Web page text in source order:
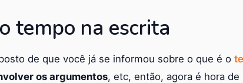
tempo na escrita
de que você já se informou sobre o que é o
os argumentos, etc, então, agora é hora